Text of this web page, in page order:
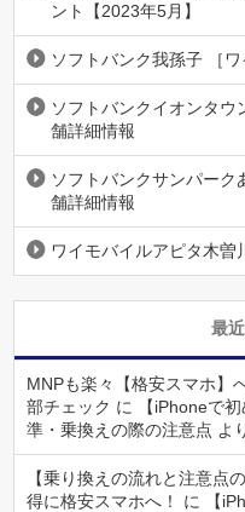
ント【2023年5月】
ソフトバンク我孫子 ［
ソフトバンクイオンタ
舗詳細情報
ソフトバンクサンパー
舗詳細情報
ワイモバイルアピタ木曽
最
MNPも楽々【格安スマホ】
部チェック に
【iPhoneで
準・乗換えの際の注意点 よ
【乗り換えの流れと注意点
得に格安スマホへ！
に
【